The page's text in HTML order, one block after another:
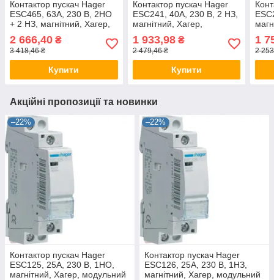
Контактор пускач Hager
ESC465, 63A, 230 В, 2НО
+ 2 НЗ, магнітний, Хагер,
2 666,40 ₴
3 418,46 ₴
Купити
Контактор пускач Hager
ESC241, 40A, 230 В, 2 НЗ,
магнітний, Хагер,
1 933,98₴
2 479,46 ₴
Купити
1
2
Акційні пропозиції та новинки
–22%
Контактор пускач Hager
ESC125, 25A, 230 В, 1НО,
магнітний, Хагер, модульний
–22%
Контактор пускач Hager
ESC126, 25A, 230 В, 1НЗ,
магнітний, Хагер, модульний